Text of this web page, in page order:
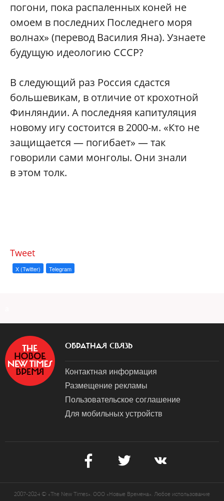
погони, пока распаленных коней не
омоем в последних Последнего моря
волнах» (перевод Василия Яна). Узнаете
будущую идеологию СССР?
В следующий раз Россия сдастся
большевикам, в отличие от крохотной
Финляндии. А последняя капитуляция
новому игу состоится в 2000-м. «Кто не
защищается — погибает» — так
говорили сами монголы. Они знали
в этом толк.
Tweet
X (Twitter) Telegram
ОБРАТНАЯ СВЯЗЬ
Контактная информация
Размещение рекламы
Пользовательское соглашение
Для мобильных устройств
2007-2024 © «The New Times». ООО «Новые Времена». Любое использование